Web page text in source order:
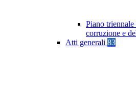
Piano
corruzione e
Atti generali 83